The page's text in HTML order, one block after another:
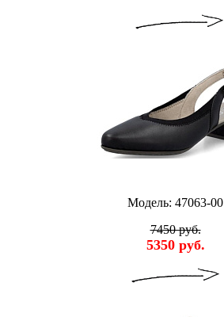
Модель: 47063-00
7450 руб.
5350 руб.